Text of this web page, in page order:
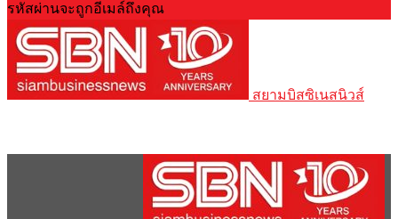
รหัสผ่านจะถูกอีเมล์ถึงคุณ
สยามบิสซิเนสนิวส์